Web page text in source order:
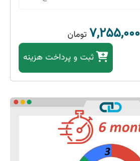
۷,۲۵۵,۰۰۰ تومان
ثبت و پرداخت هزینه